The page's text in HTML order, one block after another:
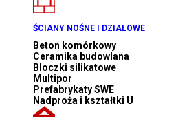
ŚCIANY NOŚNE I DZIAŁOWE
Beton komórkowy
Ceramika budowlana
Bloczki silikatowe
Multipor
Prefabrykaty SWE
Nadproża i kształtki U